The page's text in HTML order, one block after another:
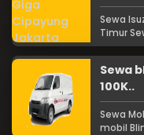
Sewa
Timur
Sewa
100K..
Sewa
mobil